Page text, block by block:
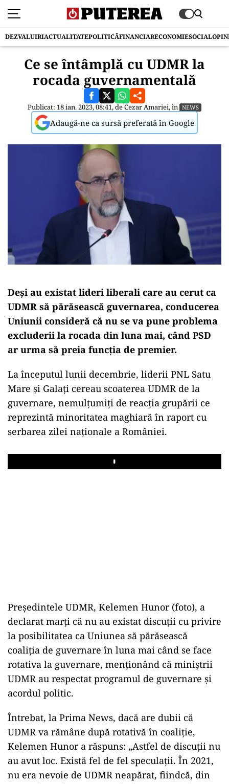
DEZVALUIRIACTUALITATEPOLITICĂFINANCIARECONOMIESOCIAL
Ce se întâmplă cu UDMR la
rocada guvernamentală
Publicat: 18 ian. 2023, 08:41, deCezar Amariei, în NEWS
Adaugă-ne ca sursă preferată în Google
Deși au existat lideri liberali care au cerut ca
UDMR să părăsească guvernarea, conducerea
Uniunii consideră că nu se va pune problema
excluderii la rocada din luna mai, când PSD
ar urma să preia funcția de premier.
La începutul lunii decembrie, liderii PNL Satu
Mare și Galați cereau scoaterea UDMR de la
guvernare, nemulțumiți de reacția grupării ce
reprezintă minoritatea maghiară în raport cu
serbarea zilei naționale a României.
Play
Preşedintele UDMR, Kelemen Hunor (foto), a
declarat marţi că nu au existat discuţii cu privire
la posibilitatea ca Uniunea să părăsească
coaliţia de guvernare în luna mai când se face
rotativa la guvernare, menţionând că miniştrii
UDMR au respectat programul de guvernare şi
acordul politic.
Întrebat, la Prima News, dacă are dubii că
UDMR va rămâne după rotativă în coaliţie,
Kelemen Hunor a răspuns: „Astfel de discuţii nu
au avut loc. Există fel de fel speculaţii. În 2021,
nu era nevoie de UDMR neapărat, fiindcă, din